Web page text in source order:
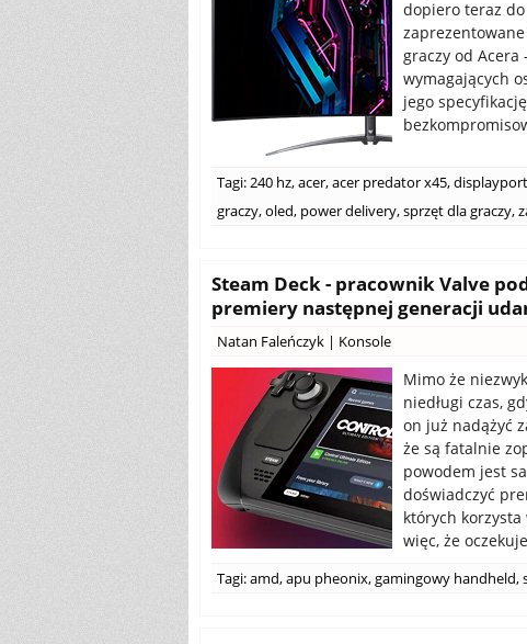
dopiero teraz
graczy od Acera
wymagających
jego
Tagi:240 hz,acer,acer predator x45,
graczy,oled, power delivery,sprzęt dla graczy,
Steam Deck - pracownik Valve
premiery następnej generacji
Natan Faleńczyk | Konsole
Mimo że
niedługi czas,
on już nadążyć
że są fatalnie
powodem jest
doświadczyć
których korzysta
więc, że
Tagi:amd,apu pheonix,gamingowy handheld,